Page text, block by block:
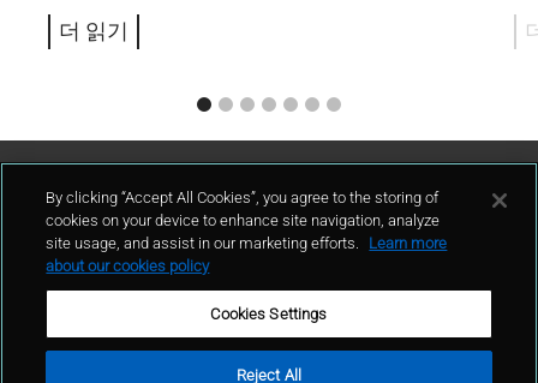
더 읽기
고객지원
By clicking “Accept All Cookies”, you agree to the storing of
cookies on your device to enhance site navigation, analyze
site usage, and assist in our marketing efforts.
Learn more
about our cookies policy
Cookies Settings
Reject All